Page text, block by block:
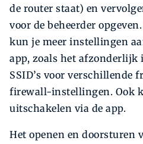
de router staat) en
voor de beheerder
kun je meer instellingen
app, zoals het
SSID’s voor verschillende
firewall-instellingen. Ook
uitschakelen via de app.
Het openen en doorsturen